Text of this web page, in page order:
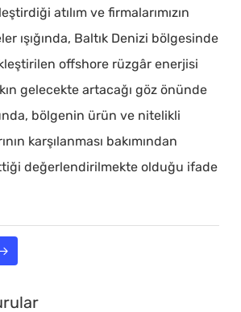
atılım ve firmalarımızın
ışığında, Baltık Denizi bölgesinde
offshore rüzgâr enerjisi
gelecekte artacağı göz önünde
bölgenin ürün ve nitelikli
karşılanması bakımından
değerlendirilmekte olduğu ifade